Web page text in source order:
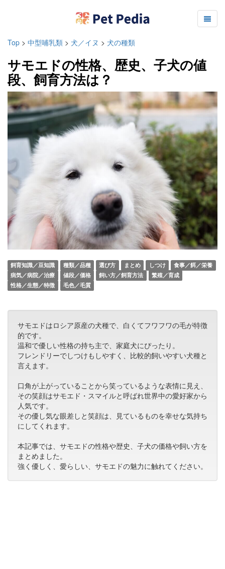
Top > 中型哺乳類 > 犬／イヌ > 犬の種類
サモエドの性格、歴史、子犬の値
段、飼育方法は？
飼育知識／豆知識 種類／品種 選び方 まとめ しつけ
食事／餌／栄養
病気／病院／治療
値段／価格 飼い方／飼育方法
繁殖／育成
性格／生態／特徴
毛色／毛質
サモエドはロシア原産の犬種で、白くてフワフワの毛が特徴
的です。
温和で優しい性格の持ち主で、家庭犬にぴったり。
フレンドリーでしつけもしやすく、比較的飼いやすい犬種と
言えます。
口角が上がっていることから笑っているような表情に見え、
その笑顔はサモエド・スマイルと呼ばれ世界中の愛好家から
人気です。
その優し気な眼差しと笑顔は、見ているものを幸せな気持ち
にしてくれます。
本記事では、サモエドの性格や歴史、子犬の価格や飼い方を
まとめました。
強く優しく、愛らしい、サモエドの魅力に触れてください。